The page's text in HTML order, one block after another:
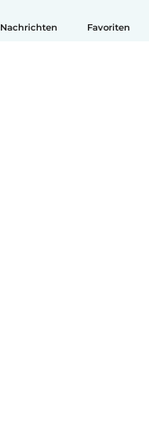
Nachrichten Favoriten